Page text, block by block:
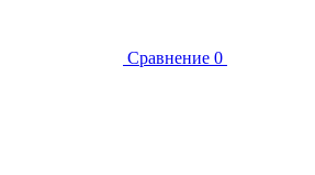
Сравнение 0